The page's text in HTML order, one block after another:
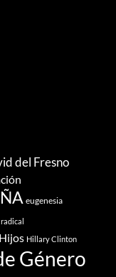
del Fresno
eugenesia
Hijos Hillary Clinton
Género